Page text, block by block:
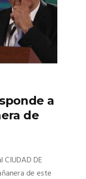
a
de
DE
de este